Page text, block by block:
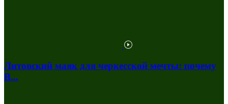
Литовский маяк для черкесской мечты: почему
В...